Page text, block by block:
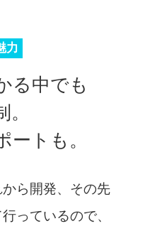
力
る中でも
ートも。
ら開発、その先
っているので、